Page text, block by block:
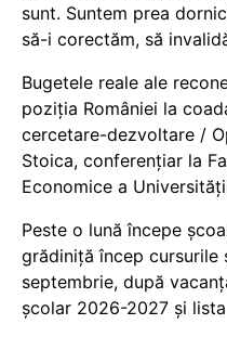
sunt. Suntem prea
să-i corectăm, să
Bugetele reale ale
poziția României la
cercetare-dezvoltare /
Stoica, conferențiar la
Economice a
Peste o lună începe
grădiniță încep
septembrie, după
școlar 2026-2027 și